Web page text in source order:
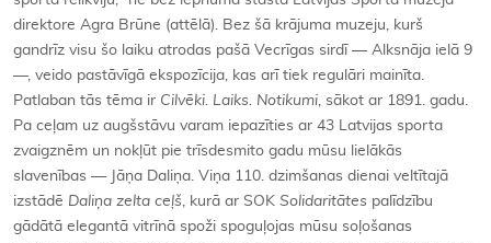
direktore Agra Brūne (attēlā). Bez šā krājuma muzeju, kurš
gandrīz visu šo laiku atrodas pašā Vecrīgas sirdī — Alksnāja ielā 9
—, veido pastāvīgā ekspozīcija, kas arī tiek regulāri mainīta.
Patlaban tās tēma ir Cilvēki. Laiks. Notikumi, sākot ar 1891. gadu.
Pa ceļam uz augšstāvu varam iepazīties ar 43 Latvijas sporta
zvaigznēm un nokļūt pie trīsdesmito gadu mūsu lielākās
slavenības — Jāņa Daliņa. Viņa 110. dzimšanas dienai veltītajā
izstādē Daliņa zelta ceļš, kurā ar SOK Solidaritātes palīdzību
gādātā elegantā vitrīnā spoži spoguļojas mūsu soļošanas